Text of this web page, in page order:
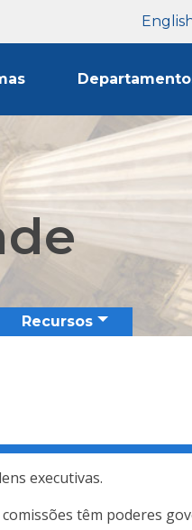
Recursos
executivas.
têm poderes